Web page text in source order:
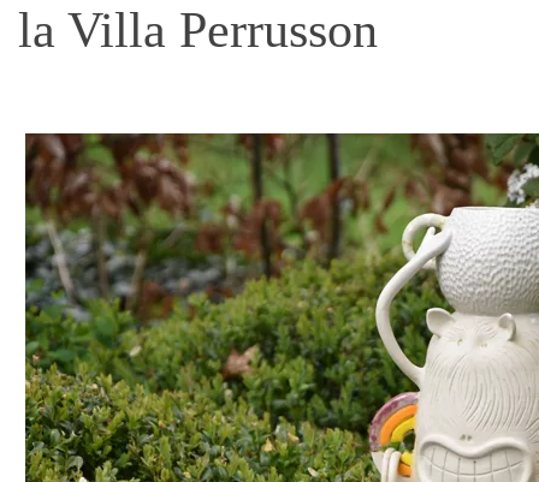
la Villa Perrusson